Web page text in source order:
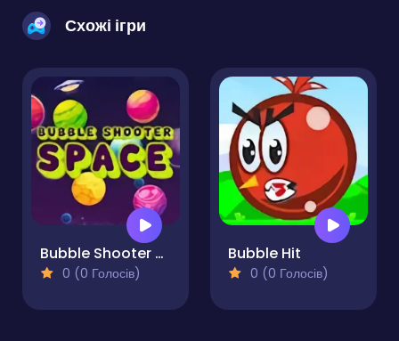
Схожі ігри
Bubble Shooter Space
0 (0 Голосів)
Bubble Hit
0 (0 Голосів)